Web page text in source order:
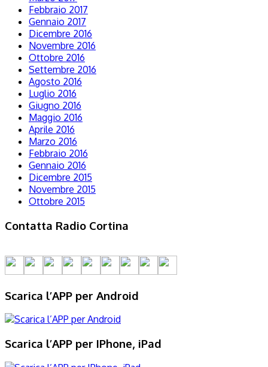
Febbraio 2017
Gennaio 2017
Dicembre 2016
Novembre 2016
Ottobre 2016
Settembre 2016
Agosto 2016
Luglio 2016
Giugno 2016
Maggio 2016
Aprile 2016
Marzo 2016
Febbraio 2016
Gennaio 2016
Dicembre 2015
Novembre 2015
Ottobre 2015
Contatta Radio Cortina
Scarica l’APP per Android
Scarica l’APP per IPhone, iPad